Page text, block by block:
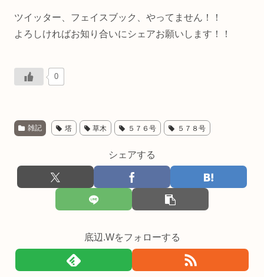
ツイッター、フェイスブック、やってません！！
よろしければお知り合いにシェアお願いします！！
0
雑記 塔 草木 ５７６号 ５７８号
シェアする
底辺.Wをフォローする